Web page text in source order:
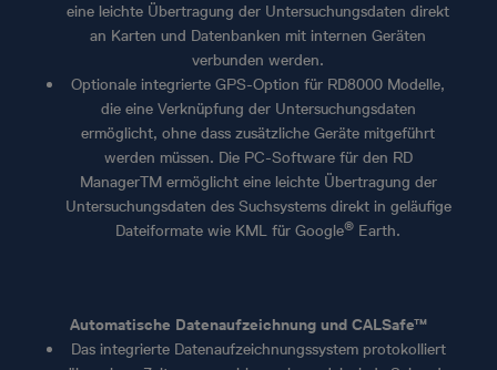
eine leichte Übertragung der Untersuchungsdaten direkt
an Karten und Datenbanken mit internen Geräten
verbunden werden.
Optionale integrierte GPS-Option für RD8000 Modelle,
die eine Verknüpfung der Untersuchungsdaten
ermöglicht, ohne dass zusätzliche Geräte mitgeführt
werden müssen. Die PC-Software für den RD
ManagerTM ermöglicht eine leichte Übertragung der
Untersuchungsdaten des Suchsystems direkt in geläufige
Dateiformate wie KML für Google® Earth.
Automatische Datenaufzeichnung und CALSafe™
Das integrierte Datenaufzeichnungssystem protokolliert